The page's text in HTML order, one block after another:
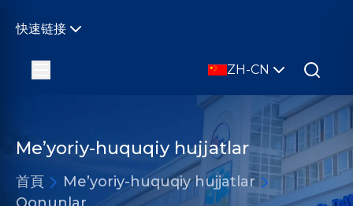
快速链接
ZH-CN
Me’yoriy-huquqiy hujjatlar
首頁
Me’yoriy-huquqiy hujjatlar